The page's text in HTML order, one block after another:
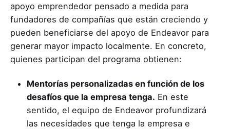
apoyo emprendedor pensado a medida para
fundadores de compañías que están creciendo y
pueden beneficiarse del apoyo de Endeavor para
generar mayor impacto localmente. En concreto,
quienes participan del programa obtienen:
Mentorías personalizadas en función de los
desafíos que la empresa tenga. En este
sentido, el equipo de Endeavor profundizará
las necesidades que tenga la empresa e